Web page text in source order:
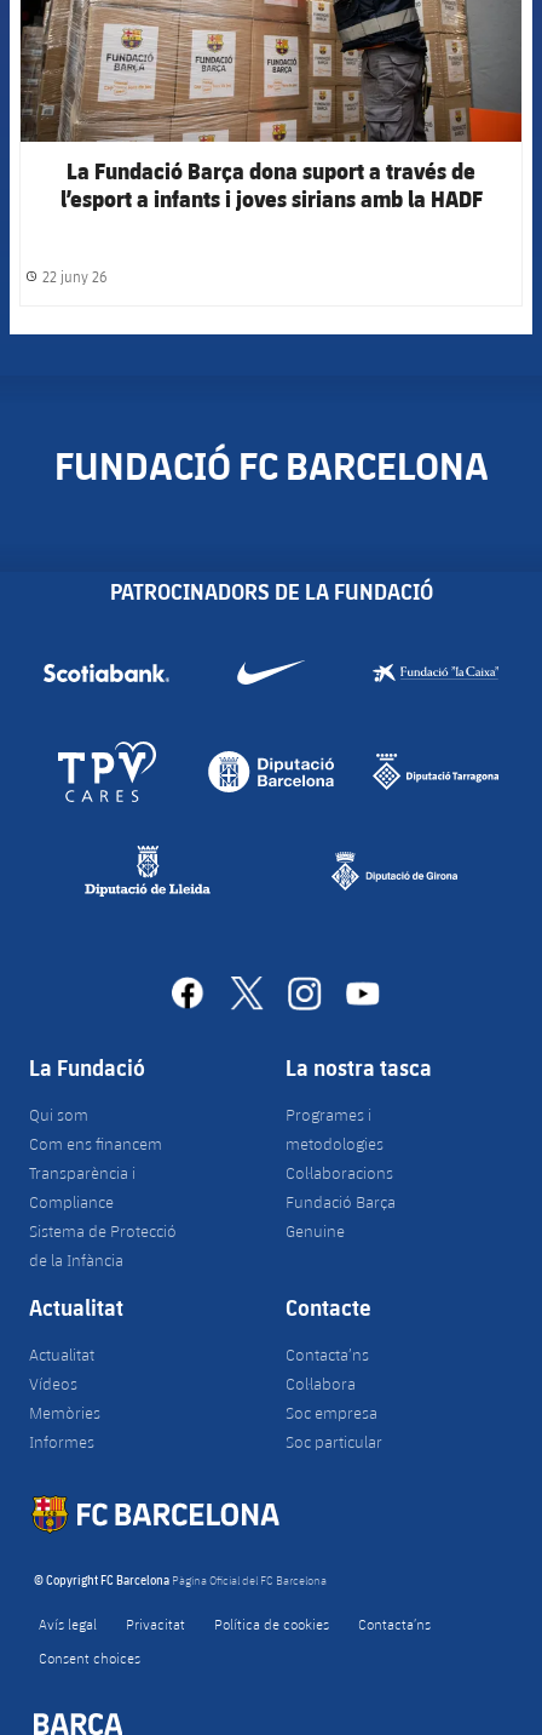
La Fundació Barça dona suport a través de
l’esport a infants i joves sirians amb la HADF
label.share.clock
22 juny 26
FUNDACIÓ FC BARCELONA
PATROCINADORS DE LA FUNDACIÓ
facebook
x instagramyoutube
La Fundació
Qui som
Com ens financem
Transparència i
Compliance
Sistema de Protecció
de la Infància
La nostra tasca
Programes i
metodologies
Col·laboracions
Fundació Barça
Genuine
Actualitat
Actualitat
Vídeos
Memòries
Informes
Contacte
Contacta’ns
Col·labora
Soc empresa
Soc particular
© Copyright FC Barcelona Pàgina Oficial del FC Barcelona
Avís legal Privacitat Política de cookies
Contacta’ns
Consent choices